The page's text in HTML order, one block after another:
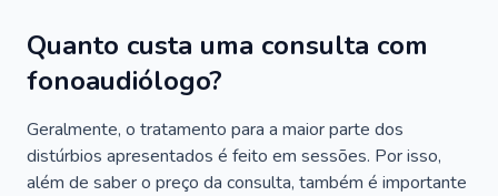
Quanto custa uma consulta com
fonoaudiólogo?
Geralmente, o tratamento para a maior parte dos
distúrbios apresentados é feito em sessões. Por isso,
além de saber o preço da consulta, também é importante